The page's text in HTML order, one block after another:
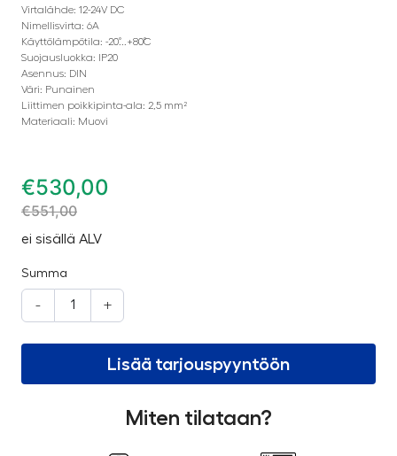
Virtalähde: 12-24V DC
Nimellisvirta: 6A
Käyttölämpötila: -20˚...+80˚C
Suojausluokka: IP20
Asennus: DIN
Väri: Punainen
Liittimen poikkipinta-ala: 2,5 mm²
Materiaali: Muovi
€530,00
€551,00
ei sisällä ALV
Summa
- +
Lisää tarjouspyyntöön
Miten tilataan?